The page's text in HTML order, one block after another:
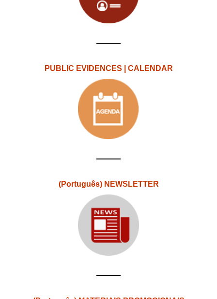
PUBLIC EVIDENCES | CALENDAR
(Português) NEWSLETTER